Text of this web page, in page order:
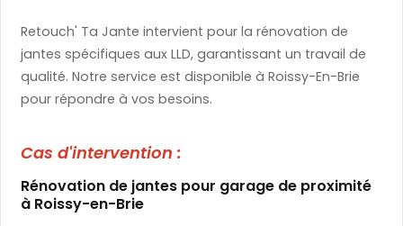
Retouch' Ta Jante intervient pour la rénovation de
jantes spécifiques aux LLD, garantissant un travail de
qualité. Notre service est disponible à Roissy-En-Brie
pour répondre à vos besoins.
Cas d'intervention :
Rénovation de jantes pour garage de proximité
à Roissy-en-Brie